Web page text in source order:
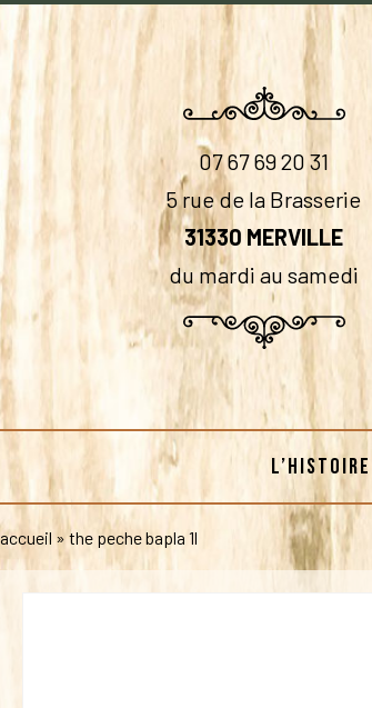
07 67 69 20 31
5 rue de la Brasserie
31330 MERVILLE
du mardi au samedi
L’HISTOIRE
accueil »the peche bapla 1l